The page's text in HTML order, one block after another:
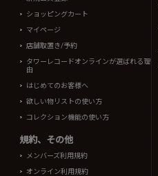
ショッピングカート
マイページ
店舗取置き/予約
タワーレコードオンラインが選ばれる理
由
はじめてのお客様へ
欲しい物リストの使い方
コレクション機能の使い方
規約、その他
メンバーズ利用規約
オンライン利用規約